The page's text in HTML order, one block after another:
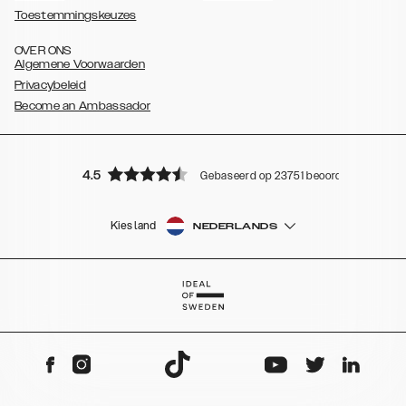
Toestemmingskeuzes
OVER ONS
Algemene Voorwaarden
Privacybeleid
Become an Ambassador
4.5 Gebaseerd op 23751 beoordelingen
Kies land NEDERLANDS